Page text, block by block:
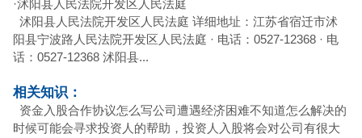
·沭阳县人民法院开发区人民法庭
沭阳县人民法院开发区人民法庭 详细地址：江苏省宿迁市沭
阳县宁波路人民法院开发区人民法庭 · 电话：0527-12368 · 电
话：0527-12368 沭阳县...
相关知识：
资金入股合作协议怎么写公司遭遇经济困难不知道怎么解决的
时候可能会寻求投资人的帮助，投资人入股将会对公司有很大